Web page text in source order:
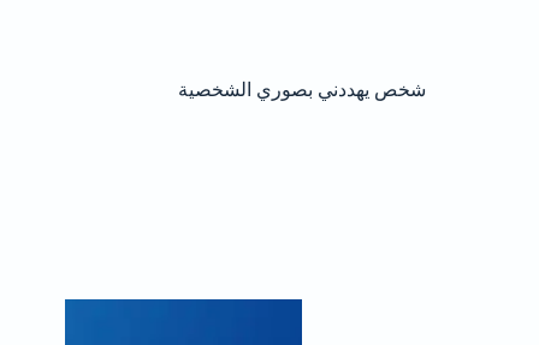
شخص يهددني بصوري الشخصية